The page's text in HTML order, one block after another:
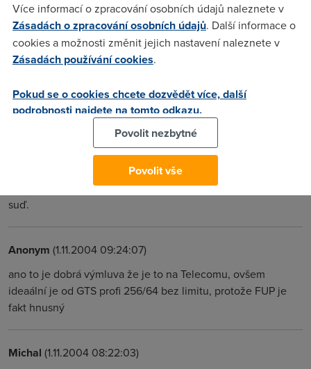
Zabar(31.10.2004 13:40:06)
Ja mel 512 do 15.10. a jelo mi to stabilne 400-420. Dost to asi
u nich zalezi na lokalite, ale kdyz ti jede ok 256, tak nevim,
(1.11.2004 00:38:18)
Mě to jede stabilně už 4 měsíce kolem 400. Poslední týden
mám problémy s přihlašováním, někdy to trvá i 20 minut.
GTS tvrdí, že problém je někde na vedení Telecomu, ale Bůh
suď.
Anonym (1.11.2004 09:24:07)
ano to je dobrá výmluva že je to na Telecomu, ovšem
ideaální je od GTS profi 256/64 bez limitu, protože FUP je
fakt hnusný
Michal (1.11.2004 08:22:03)
Více informací o zpracování osobních údajů naleznete v
Zásadách o zpracování osobních údajů. Další informace o
cookies a možnosti změnit jejich nastavení naleznete v
Zásadách používání cookies.
Pokud se o cookies chcete dozvědět více, další
podrobnosti najdete na tomto odkazu.
Povolit nezbytné
Povolit vše